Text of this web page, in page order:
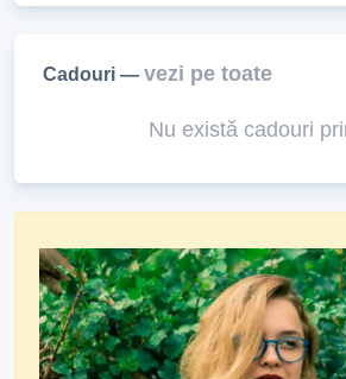
Cadouri — vezi pe toate
Nu există cadouri